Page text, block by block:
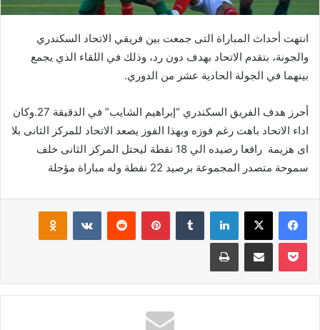
انتهت أحداث المباراة التى جمعت بين فريقي الاتحاد السكندري
والجونة، بتقدم الاتحاد بهدف دون رد، وذلك في اللقاء الذي يجمع
بينهما في الجولة الحادية عشر من الدوري.
أحرز هدف الفريق السكندري “إبراهيم الشايب” في الدقيقة 27.وكان
اداء الاتحاد باهت رغم فوزه وبهذا الفوز يصعد الاتحاد للمركز الثانى بلا
اى هزيمة رافعا رصيده الي 18 نقطة ليحتل المركز الثانى خلف
سموحة متصدر المجموعة برصيد 22 نقطة وله مباراة مؤجلة
فيسبوك ‫X لينكدإن بينتيريست
‫Pocket مشاركة عبر البريد طباعة